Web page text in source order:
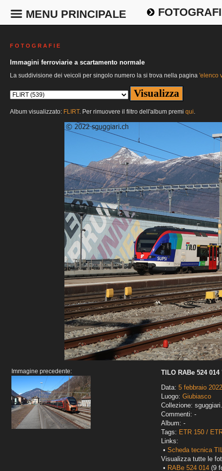
MENU PRINCIPALE
F O T O G R A F I E
Immagini ferroviarie a scartamento normale
La suddivisione dei veicoli per singolo numero la si trova nella pagina 'elenco
Album visualizzato: FLIRT. Per rimuovere il filtro dell'album premi qui.
Immagine precedente:
TILO RABe 524 014
Data: 5 febbraio 2022
Luogo: Giubiasco
Collezione:
Commenti: -
Album: -
Tags: ETR 150 /
Links:
• Scheda tecnica
Visualizza tutte le
• RABe 524 014 (9